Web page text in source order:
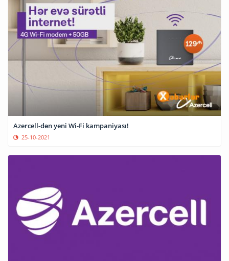
Azercell-dən yeni Wi-Fi kampaniyası!
25-10-2021